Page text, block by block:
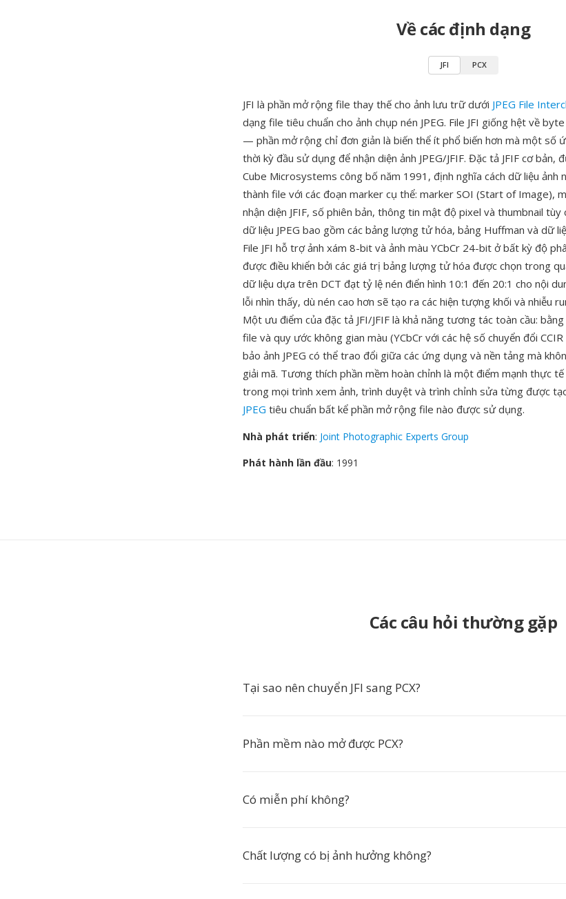
Về các định dạng
JFI PCX
JFI là phần mở rộng file thay thế cho ảnh lưu trữ dưới JPEG File
dạng file tiêu chuẩn cho ảnh chụp nén JPEG. File JFI giống hệt về
— phần mở rộng chỉ đơn giản là biến thể ít phổ biến hơn mà một số
thời kỳ đầu sử dụng để nhận diện ảnh JPEG/JFIF. Đặc tả JFIF cơ bản,
Cube Microsystems công bố năm 1991, định nghĩa cách dữ liệu ảnh
thành file với các đoạn marker cụ thể: marker SOI (Start of Image),
nhận diện JFIF, số phiên bản, thông tin mật độ pixel và thumbnail
dữ liệu JPEG bao gồm các bảng lượng tử hóa, bảng Huffman và dữ
File JFI hỗ trợ ảnh xám 8-bit và ảnh màu YCbCr 24-bit ở bất kỳ độ
được điều khiển bởi các giá trị bảng lượng tử hóa được chọn trong
dữ liệu dựa trên DCT đạt tỷ lệ nén điển hình 10:1 đến 20:1 cho nội
lỗi nhìn thấy, dù nén cao hơn sẽ tạo ra các hiện tượng khối và nhiễu
Một ưu điểm của đặc tả JFI/JFIF là khả năng tương tác toàn cầu:
file và quy ước không gian màu (YCbCr với các hệ số chuyển đổi
bảo ảnh JPEG có thể trao đổi giữa các ứng dụng và nền tảng mà
giải mã. Tương thích phần mềm hoàn chỉnh là một điểm mạnh thực
trong mọi trình xem ảnh, trình duyệt và trình chỉnh sửa từng được
JPEG tiêu chuẩn bất kể phần mở rộng file nào được sử dụng.
Nhà phát triển: Joint Photographic Experts Group
Phát hành lần đầu: 1991
Các câu hỏi thường gặp
Tại sao nên chuyển JFI sang PCX?
Phần mềm nào mở được PCX?
Có miễn phí không?
Chất lượng có bị ảnh hưởng không?